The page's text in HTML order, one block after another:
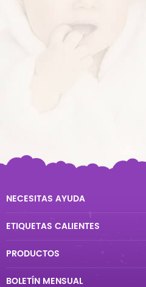
NECESITAS AYUDA
ETIQUETAS CALIENTES
PRODUCTOS
BOLETÍN MENSUAL